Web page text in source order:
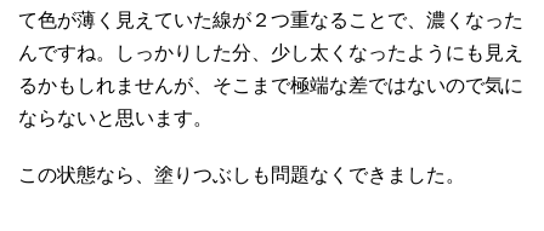
て色が薄く見えていた線が２つ重なることで、濃くなった
んですね。しっかりした分、少し太くなったようにも見え
るかもしれませんが、そこまで極端な差ではないので気に
ならないと思います。
この状態なら、塗りつぶしも問題なくできました。